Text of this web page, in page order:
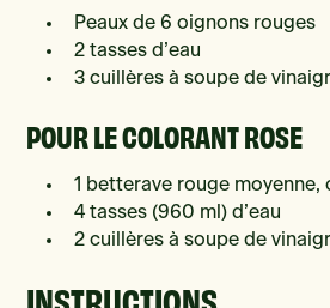
Peaux de 6 oignons rouges
2 tasses d’eau
3 cuillères à soupe de
POUR LE COLORANT ROSE
1 betterave rouge moyenne,
4 tasses (960 ml) d’eau
2 cuillères à soupe de